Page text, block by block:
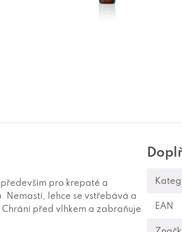
pro krepaté a
Nemastí, lehce se vstřebává a
před vlhkem a zabraňuje
EAN